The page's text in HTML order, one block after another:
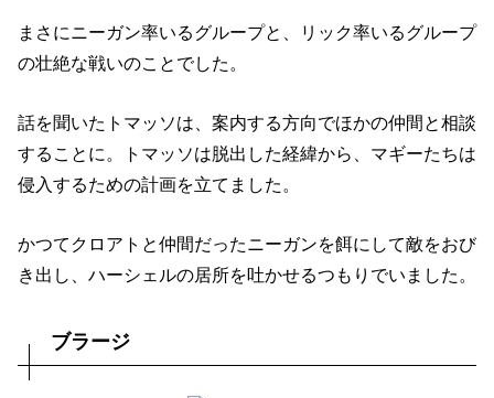
まさにニーガン率いるグループと、リック率いるグループ
の壮絶な戦いのことでした。
話を聞いたトマッソは、案内する方向でほかの仲間と相談
することに。トマッソは脱出した経緯から、マギーたちは
侵入するための計画を立てました。
かつてクロアトと仲間だったニーガンを餌にして敵をおび
き出し、ハーシェルの居所を吐かせるつもりでいました。
ブラージ